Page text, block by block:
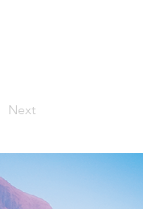
Next